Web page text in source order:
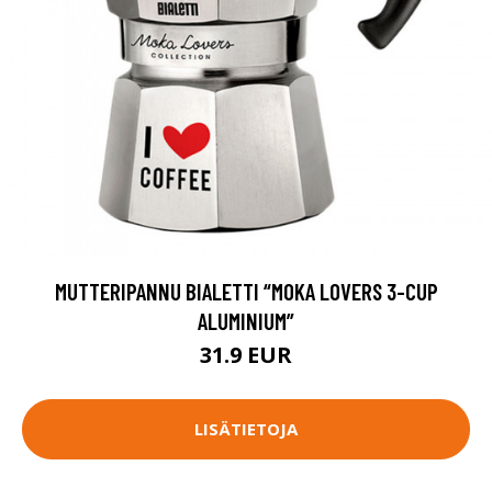
MUTTERIPANNU BIALETTI “MOKA LOVERS 3-CUP
ALUMINIUM”
31.9 EUR
LISÄTIETOJA